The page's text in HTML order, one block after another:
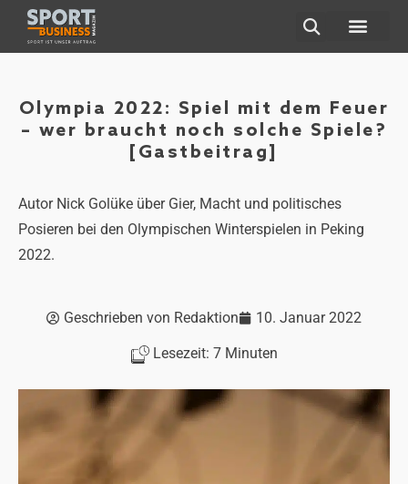
Olympia 2022: Spiel mit dem Feuer
– wer braucht noch solche Spiele?
[Gastbeitrag]
Autor Nick Golüke über Gier, Macht und politisches
Posieren bei den Olympischen Winterspielen in Peking
2022.
Geschrieben von Redaktion 10. Januar 2022
Lesezeit: 7 Minuten